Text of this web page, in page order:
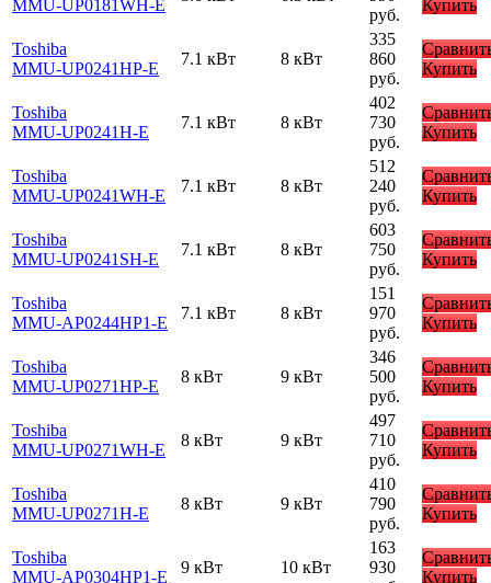
MMU-UP0181WH-E
руб.
Купить
Toshiba
MMU-UP0241HP-E
7.1 кВт 8 кВт
335
860
руб.
Купить
Toshiba
MMU-UP0241H-E
7.1 кВт 8 кВт
402
730
руб.
Купить
Toshiba
MMU-UP0241WH-E
7.1 кВт 8 кВт
512
240
руб.
Купить
Toshiba
MMU-UP0241SH-E
7.1 кВт 8 кВт
603
750
руб.
Купить
Toshiba
MMU-AP0244HP1-E
7.1 кВт 8 кВт
151
970
руб.
Купить
Toshiba
MMU-UP0271HP-E
8 кВт 9 кВт
346
500
руб.
Купить
Toshiba
MMU-UP0271WH-E
8 кВт 9 кВт
497
710
руб.
Купить
Toshiba
MMU-UP0271H-E
8 кВт 9 кВт
410
790
руб.
Купить
Toshiba
MMU-AP0304HP1-E
9 кВт 10 кВт
163
930
Купить